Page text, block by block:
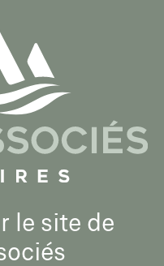
le site de